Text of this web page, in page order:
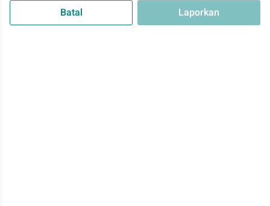
Batal Laporkan